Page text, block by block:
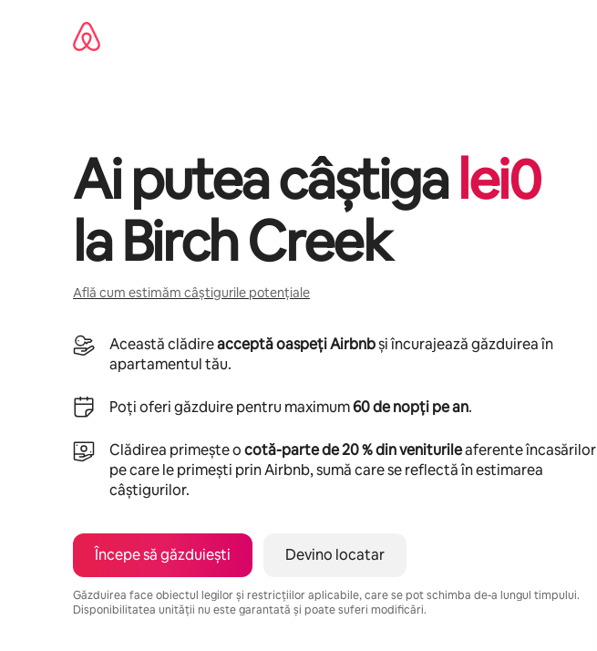
Ai putea câștigalei0
laBirch Creek
Află cum estimăm câștigurile potențiale
Această clădireacceptă oaspeți Airbnbși încurajează găzduirea în
apartamentul tău.
Poți oferi găzduire pentru maximum60 de nopți pe an.
Clădirea primește ocotă-parte de 20 % din veniturileaferente încasărilor
pe care le primești prin Airbnb, sumă care se reflectă în estimarea
câștigurilor.
Începe să găzduiești Devino locatar
Găzduirea face obiectul legilor și restricțiilor aplicabile, care se pot schimba de-a lungul timpului.
Disponibilitatea unității nu este garantată și poate suferi modificări.